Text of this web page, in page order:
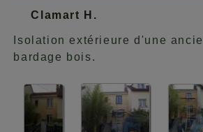
Clamart H.
Isolation extérieure d'une
bardage bois.